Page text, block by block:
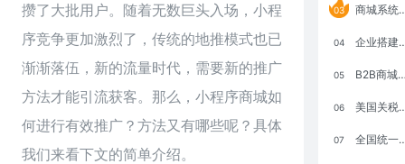
攒了大批用户。随着无数巨头入场，小程
序竞争更加激烈了，传统的地推模式也已
渐渐落伍，新的流量时代，需要新的推广
方法才能引流获客。那么，小程序商城如
何进行有效推广？方法又有哪些呢？具体
我们来看下文的简单介绍。
03 商城系统如何打通跨境电商模式？
04 企业搭建积分商城系统要注意什么？
05 B2B商城系统搭建：开发语言、功能、优势分析
06 美国关税政策冲击全球电商格局：五大类平台受重创，转型与自救成关键
07 全国统一大市场：电商如何掘金新蓝海？